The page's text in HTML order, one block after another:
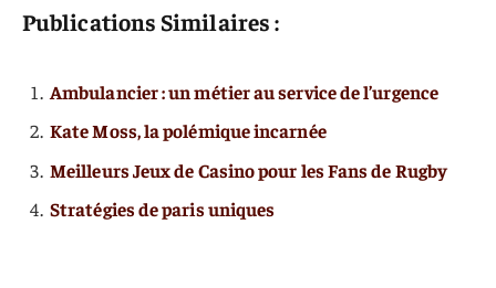
Publications Similaires :
Ambulancier : un métier au service de l’urgence
Kate Moss, la polémique incarnée
Meilleurs Jeux de Casino pour les Fans de Rugby
Stratégies de paris uniques